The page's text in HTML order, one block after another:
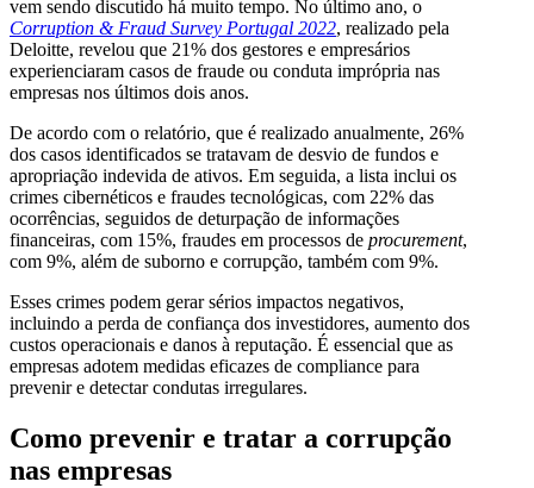
vem sendo discutido há muito tempo. No último ano, o
Corruption & Fraud Survey Portugal 2022, realizado pela
Deloitte, revelou que 21% dos gestores e empresários
experienciaram casos de fraude ou conduta imprópria nas
empresas nos últimos dois anos.
De acordo com o relatório, que é realizado anualmente, 26%
dos casos identificados se tratavam de desvio de fundos e
apropriação indevida de ativos. Em seguida, a lista inclui os
crimes cibernéticos e fraudes tecnológicas, com 22% das
ocorrências, seguidos de deturpação de informações
financeiras, com 15%, fraudes em processos de procurement,
com 9%, além de suborno e corrupção, também com 9%.
Esses crimes podem gerar sérios impactos negativos,
incluindo a perda de confiança dos investidores, aumento dos
custos operacionais e danos à reputação. É essencial que as
empresas adotem medidas eficazes de compliance para
prevenir e detectar condutas irregulares.
Como prevenir e tratar a corrupção
nas empresas